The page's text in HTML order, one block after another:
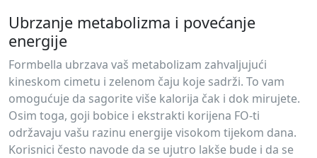
Ubrzanje metabolizma i povećanje
energije
Formbella ubrzava vaš metabolizam zahvaljujući
kineskom cimetu i zelenom čaju koje sadrži. To vam
omogućuje da sagorite više kalorija čak i dok mirujete.
Osim toga, goji bobice i ekstrakti korijena FO-ti
održavaju vašu razinu energije visokom tijekom dana.
Korisnici često navode da se ujutro lakše bude i da se